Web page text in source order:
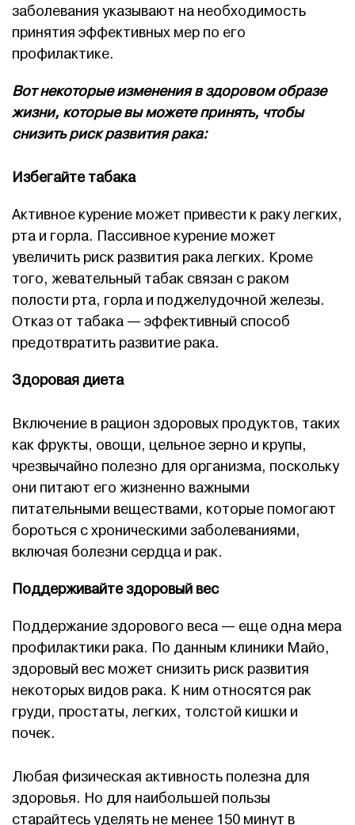
заболевания указывают на необходимость
принятия эффективных мер по его
профилактике.
Вот некоторые изменения в здоровом образе
жизни, которые вы можете принять, чтобы
снизить риск развития рака:
Избегайте табака
Активное курение может привести к раку легких,
рта и горла. Пассивное курение может
увеличить риск развития рака легких. Кроме
того, жевательный табак связан с раком
полости рта, горла и поджелудочной железы.
Отказ от табака — эффективный способ
предотвратить развитие рака.
Здоровая диета
Включение в рацион здоровых продуктов, таких
как фрукты, овощи, цельное зерно и крупы,
чрезвычайно полезно для организма, поскольку
они питают его жизненно важными
питательными веществами, которые помогают
бороться с хроническими заболеваниями,
включая болезни сердца и рак.
Поддерживайте здоровый вес
Поддержание здорового веса — еще одна мера
профилактики рака. По данным клиники Майо,
здоровый вес может снизить риск развития
некоторых видов рака. К ним относятся рак
груди, простаты, легких, толстой кишки и
почек.
Любая физическая активность полезна для
здоровья. Но для наибольшей пользы
старайтесь уделять не менее 150 минут в